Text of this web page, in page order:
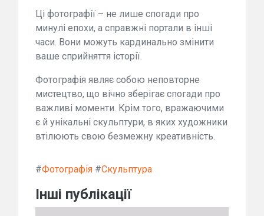
Ці фотографії – не лише спогади про
минулі епохи, а справжні портали в інші
часи. Вони можуть кардинально змінити
ваше сприйняття історії.
Фотографія являє собою неповторне
мистецтво, що вічно зберігає спогади про
важливі моменти. Крім того, вражаючими
є й унікальні скульптури, в яких художники
втілюють свою безмежну креативність.
#Фотографія #Скульптура
Інші публікації